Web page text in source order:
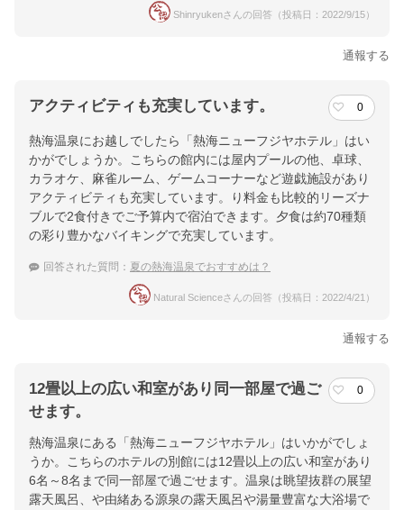
Shinryukenさんの回答（投稿日：2022/9/15）
通報する
アクティビティも充実しています。 0
熱海温泉にお越しでしたら「熱海ニューフジヤホテル」はい
かがでしょうか。こちらの館内には屋内プールの他、卓球、
カラオケ、麻雀ルーム、ゲームコーナーなど遊戯施設があり
アクティビティも充実しています。り料金も比較的リーズナ
ブルで2食付きでご予算内で宿泊できます。夕食は約70種類
の彩り豊かなバイキングで充実しています。
回答された質問： 夏の熱海温泉でおすすめは？
Natural Scienceさんの回答（投稿日：2022/4/21）
通報する
12畳以上の広い和室があり同一部屋で過ご
せます。
0
熱海温泉にある「熱海ニューフジヤホテル」はいかがでしょ
うか。こちらのホテルの別館には12畳以上の広い和室があり
6名～8名まで同一部屋で過ごせます。温泉は眺望抜群の展望
露天風呂、や由緒ある源泉の露天風呂や湯量豊富な大浴場で